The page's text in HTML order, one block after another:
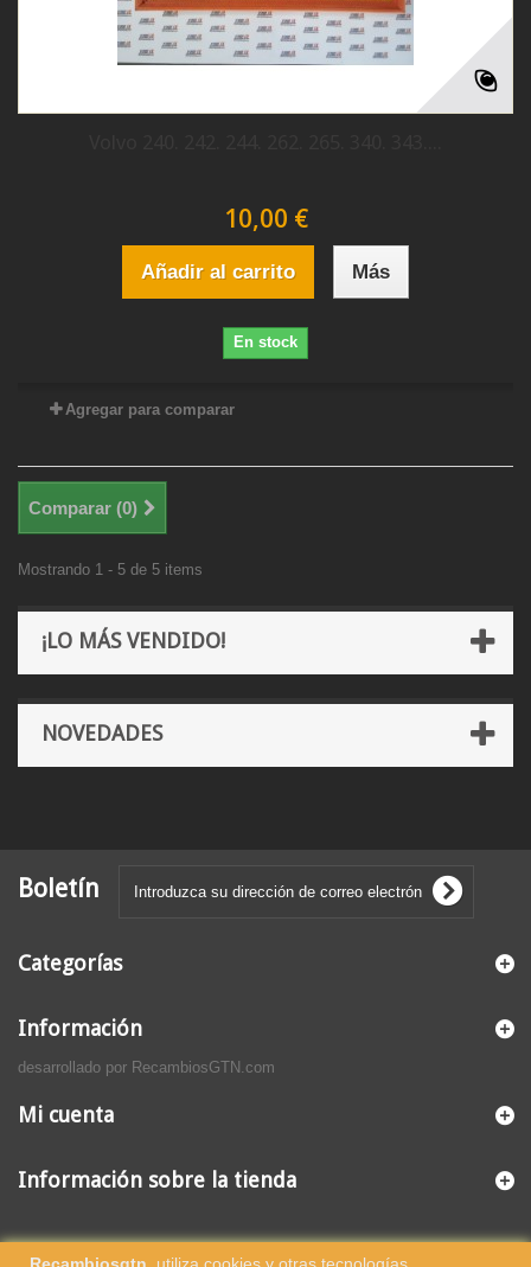
10,00 €
Añadir al carrito Más
En stock
Agregar para comparar
Comparar (0)
Mostrando 1 - 5 de 5 items
¡LO MÁS VENDIDO!
NOVEDADES
Boletín
Categorías
Información
desarrollado por RecambiosGTN.com
Mi cuenta
Información sobre la tienda